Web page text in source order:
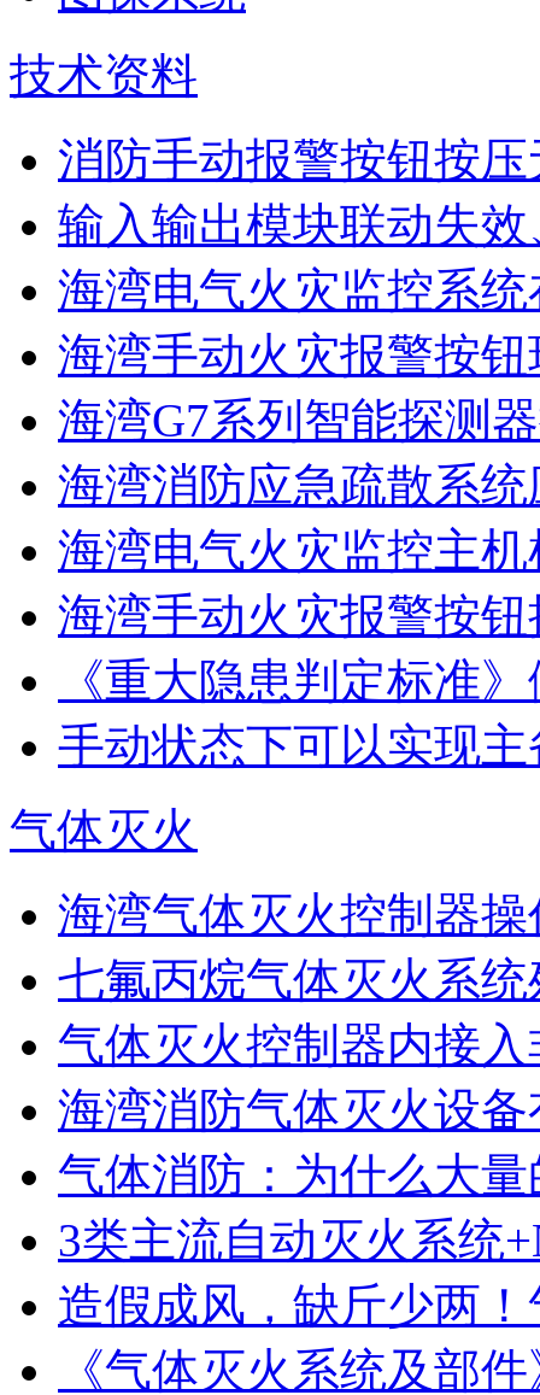
技术资料
消防手动报警按钮按
输入输出模块联动失
海湾电气火灾监控系统
海湾手动火灾报警按钮
海湾G7系列智能探测
海湾消防应急疏散系统
海湾电气火灾监控主
海湾手动火灾报警按
《重大隐患判定标准
手动状态下可以实现
气体灭火
海湾气体灭火控制器操
七氟丙烷气体灭火系统
气体灭火控制器内接入
海湾消防气体灭火设
气体消防：为什么大量
3类主流自动灭火系统
造假成风，缺斤少两！
《气体灭火系统及部件